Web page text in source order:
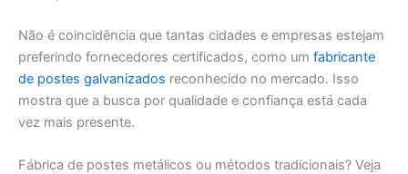
Não é coincidência que tantas cidades e empresas estejam
preferindo fornecedores certificados, como um fabricante
de postes galvanizados reconhecido no mercado. Isso
mostra que a busca por qualidade e confiança está cada
vez mais presente.
Fábrica de postes metálicos ou métodos tradicionais? Veja